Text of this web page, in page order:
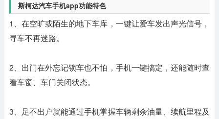
斯柯达汽车手机app功能特色
1、在空旷或陌生的地下车库，一键让爱车发出声光信号，
寻车不再迷路。
2、出门在外忘记锁车也不怕，手机一键搞定，还能随时查
看车窗、车门关闭状态。
3、足不出户就能通过手机掌握车辆剩余油量、续航里程及